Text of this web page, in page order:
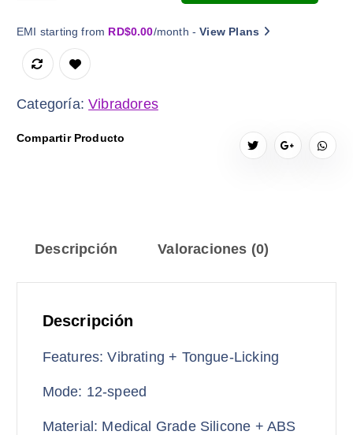
EMI starting from RD$0.00/month -View Plans
Categoría:Vibradores
Compartir Producto
Descripción Valoraciones (0)
Descripción
Features: Vibrating + Tongue-Licking
Mode: 12-speed
Material: Medical Grade Silicone + ABS